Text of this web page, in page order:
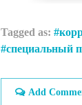
Tagged as:
специальный
Add